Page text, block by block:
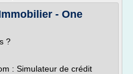
- One
?
: Simulateur de crédit